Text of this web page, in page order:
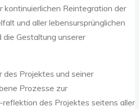
kontinuierlichen Reintegration der
und aller lebensursprünglichen
Gestaltung unserer
des Projektes und seiner
Prozesse zur
des Projektes seitens aller